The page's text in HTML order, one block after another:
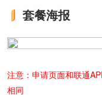
套餐海报
注意：申请页面和联通
相同